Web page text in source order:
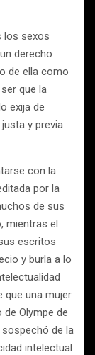
los sexos
derecho
de ella como
que la
exija de
y previa
con la
por la
de sus
mientras el
escritos
y burla a lo
que una mujer
Olympe de
sospechó de la
intelectual